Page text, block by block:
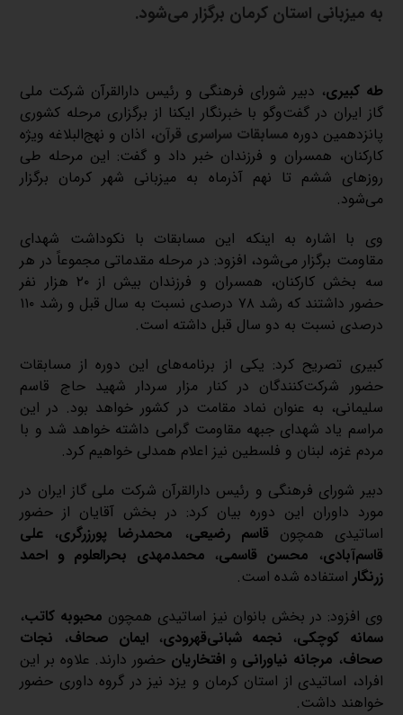
به میزبانی استان کرمان برگزار می‌شود.
طه کبیری، دبیر شورای فرهنگی و رئیس دارالقرآن شرکت ملی
گاز ایران در گفت‌وگو با خبرنگار ایکنا از برگزاری مرحله کشوری
پانزدهمین دوره مسابقات سراسری قرآن، اذان و نهج‌البلاغه ویژه
کارکنان، همسران و فرزندان خبر داد و گفت: این مرحله طی
روز‌های ششم تا نهم آذرماه به میزبانی شهر کرمان برگزار
می‌شود.
وی با اشاره به اینکه این مسابقات با نکوداشت شهدای
مقاومت برگزار می‌شود، افزود: در مرحله مقدماتی مجموعاً در هر
سه بخش کارکنان، همسران و فرزندان بیش از ۲۰ هزار نفر
حضور داشتند که رشد ۷۸ درصدی نسبت به سال قبل و رشد ۱۱۰
درصدی نسبت به دو سال قبل داشته است.
کبیری تصریح کرد: یکی از برنامه‌های این دوره از مسابقات
حضور شرکت‌کنندگان در کنار مزار سردار شهید حاج قاسم
سلیمانی، به عنوان نماد مقامت در کشور خواهد بود. در این
مراسم یاد شهدای جبهه مقاومت گرامی داشته خواهد شد و با
مردم غزه، لبنان و فلسطین نیز اعلام همدلی خواهیم کرد.
دبیر شورای فرهنگی و رئیس دارالقرآن شرکت ملی گاز ایران در
مورد داوران این دوره بیان کرد: در بخش آقایان از حضور
اساتیدی همچونقاسم رضیعی، محمدرضا پورزرگری، علی
قاسم‌آبادی، محسن قاسمی، محمدمهدی بحرالعلوم و احمد
زرنگار استفاده شده است.
وی افزود: در بخش بانوان نیز اساتیدی همچون محبوبه کاتب،
سمانه کوچکی، نجمه شبانی‌قهرودی، ایمان صحاف، نجات
صحاف، مرجانه نیاورانی و افتخاریان حضور دارند. علاوه بر این
افراد، اساتیدی از استان کرمان و یزد نیز در گروه داوری حضور
خواهند داشت.